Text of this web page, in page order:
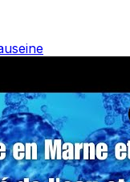
seine